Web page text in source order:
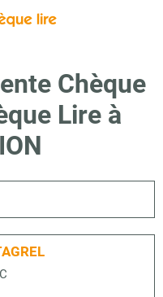
Chèque
Lire à